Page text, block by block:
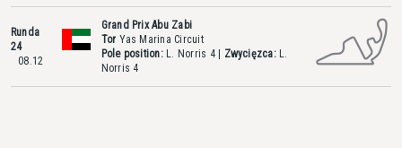
Runda
24
08.12
Grand Prix Abu Zabi
Tor Yas Marina Circuit
Pole position:L. Norris 4 Zwycięzca:L.
Norris 4